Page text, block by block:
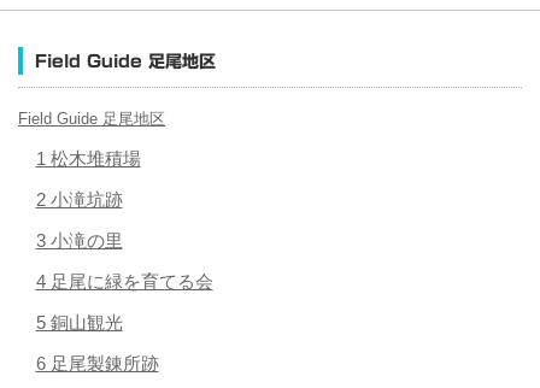
Field Guide 足尾地区
Field Guide 足尾地区
1 松木堆積場
2 小滝坑跡
3 小滝の里
4 足尾に緑を育てる会
5 銅山観光
6 足尾製錬所跡